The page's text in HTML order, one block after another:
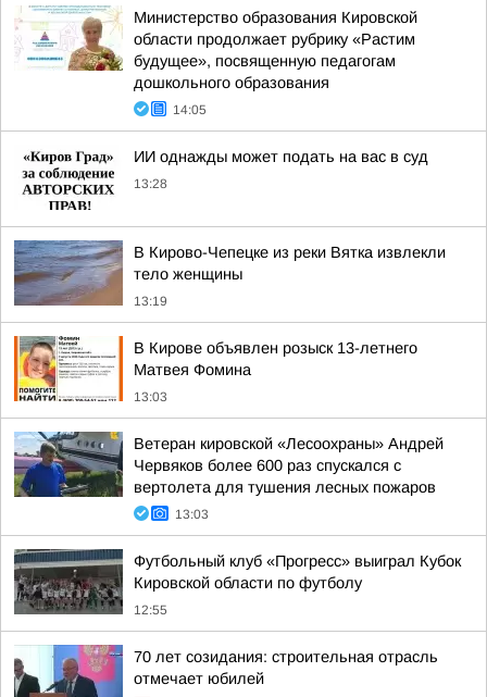
Министерство образования Кировской
области продолжает рубрику «Растим
будущее», посвященную педагогам
дошкольного образования
14:05
ИИ однажды может подать на вас в суд
13:28
В Кирово-Чепецке из реки Вятка извлекли
тело женщины
13:19
В Кирове объявлен розыск 13-летнего
Матвея Фомина
13:03
Ветеран кировской «Лесоохраны» Андрей
Червяков более 600 раз спускался с
вертолета для тушения лесных пожаров
13:03
Футбольный клуб «Прогресс» выиграл Кубок
Кировской области по футболу
12:55
70 лет созидания: строительная отрасль
отмечает юбилей